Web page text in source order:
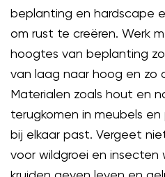
beplanting en hardscape
om rust te creëren. Werk
hoogtes van beplanting
van laag naar hoog en zo
Materialen zoals hout en
terugkomen in meubels
bij elkaar past. Vergeet
voor wildgroei en insecten